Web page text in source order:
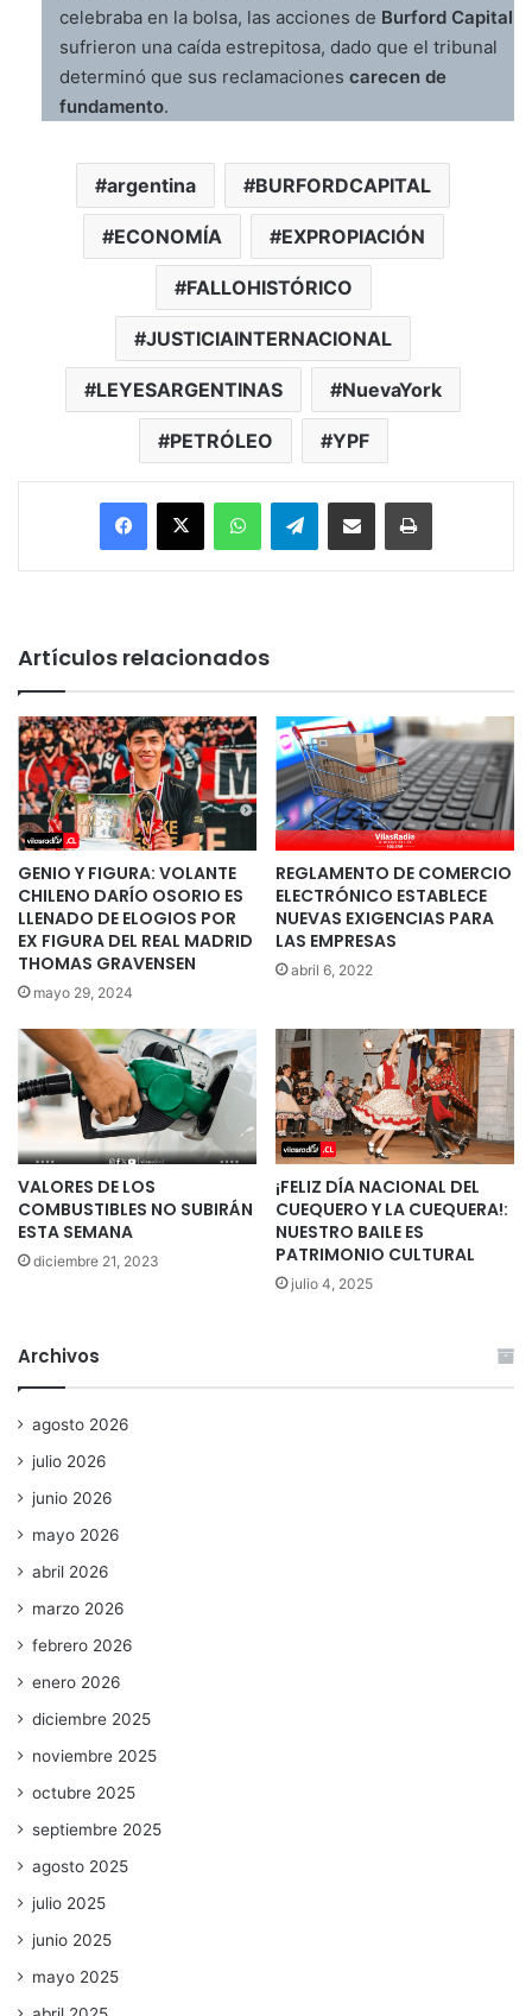
celebraba en la bolsa, las acciones de Burford Capital
sufrieron una caída estrepitosa, dado que el tribunal
determinó que sus reclamaciones carecen de
fundamento.
argentina BURFORDCAPITAL
ECONOMÍA EXPROPIACIÓN
FALLOHISTÓRICO
JUSTICIAINTERNACIONAL
LEYESARGENTINAS NuevaYork
PETRÓLEO YPF
Facebook
X WhatsAppTelegramEnviar vía email Imprimir
Artículos relacionados
GENIO Y FIGURA: VOLANTE
CHILENO DARÍO OSORIO ES
LLENADO DE ELOGIOS POR
EX FIGURA DEL REAL MADRID
THOMAS GRAVENSEN
mayo 29, 2024
REGLAMENTO DE COMERCIO
ELECTRÓNICO ESTABLECE
NUEVAS EXIGENCIAS PARA
LAS EMPRESAS
abril 6, 2022
VALORES DE LOS
COMBUSTIBLES NO SUBIRÁN
ESTA SEMANA
diciembre 21, 2023
¡FELIZ DÍA NACIONAL DEL
CUEQUERO Y LA CUEQUERA!:
NUESTRO BAILE ES
PATRIMONIO CULTURAL
julio 4, 2025
Archivos
agosto 2026
julio 2026
junio 2026
mayo 2026
abril 2026
marzo 2026
febrero 2026
enero 2026
diciembre 2025
noviembre 2025
octubre 2025
septiembre 2025
agosto 2025
julio 2025
junio 2025
mayo 2025